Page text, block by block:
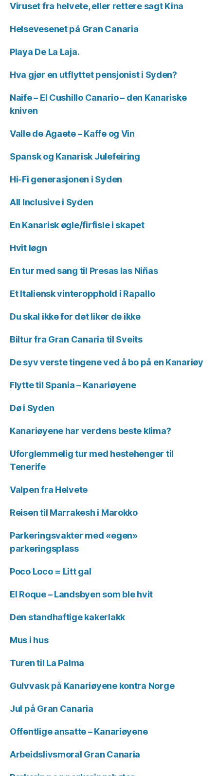
Viruset fra helvete, eller rettere sagt Kina
Helsevesenet på Gran Canaria
Playa De La Laja.
Hva gjør en utflyttet pensjonist i Syden?
Naife – El Cushillo Canario – den Kanariske
kniven
Valle de Agaete – Kaffe og Vin
Spansk og Kanarisk Julefeiring
Hi-Fi generasjonen i Syden
All Inclusive i Syden
En Kanarisk øgle/firfisle i skapet
Hvit løgn
En tur med sang til Presas las Niñas
Et Italiensk vinteropphold i Rapallo
Du skal ikke for det liker de ikke
Biltur fra Gran Canaria til Sveits
De syv verste tingene ved å bo på en Kanariøy
Flytte til Spania – Kanariøyene
Dø i Syden
Kanariøyene har verdens beste klima?
Uforglemmelig tur med hestehenger til
Tenerife
Valpen fra Helvete
Reisen til Marrakesh i Marokko
Parkeringsvakter med «egen»
parkeringsplass
Poco Loco = Litt gal
El Roque – Landsbyen som ble hvit
Den standhaftige kakerlakk
Mus i hus
Turen til La Palma
Gulvvask på Kanariøyene kontra Norge
Jul på Gran Canaria
Offentlige ansatte – Kanariøyene
Arbeidslivsmoral Gran Canaria